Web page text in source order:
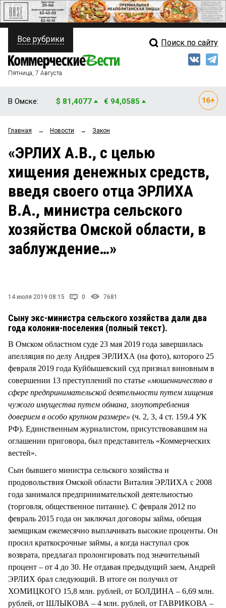
ПОЛИТИКА
ФИНАНСЫ
ОБЩЕСТВО
ЗАКОН
НОВОСТИ КОМПАНИЙ
ПРОИСШЕСТВИЯ
СТИЛЬ ЖИЗНИ
Свежий выпуск
Рейтинги
Блоги
Архив
Все рубрики Поиск по сайту
Пятница, 7 Августа
В Омске: $ 81,4077 € 94,0585
Главная → Новости → Закон
«ЭРЛИХ А.В., с целью
хищения денежных средств,
введя своего отца ЭРЛИХА
В.А., министра сельского
хозяйства Омской области, в
заблуждение…»
14 июля 2019 08:15 0 7681
Сыну экс-министра сельского хозяйства дали два
года колонии-поселения (полный текст).
В Омском областном суде 23 мая 2019 года завершилась
апелляция по делу Андрея ЭРЛИХА (на фото), которого 25
февраля 2019 года Куйбышевский суд признал виновным в
совершении 13 преступлений по статье «мошенничество в
сфере предпринимательской деятельности путем хищения
чужого имущества путем обмана, злоупотребления
доверием в особо крупном размере» (ч. 2, 3, 4 ст. 159.4 УК
РФ). Единственным журналистом, присутствовавшим на
оглашении приговора, был представитель «Коммерческих
вестей».
Сын бывшего министра сельского хозяйства и
продовольствия Омской области Виталия ЭРЛИХА с 2008
года занимался предпринимательской деятельностью
(торговля, общественное питание). С февраля 2012 по
февраль 2015 года он заключал договоры займа, обещая
заемщикам ежемесячно выплачивать высокие проценты. Он
просил краткосрочные займы, а когда наступал срок
возврата, предлагал пролонгировать под значительный
процент – от 4 до 30. Не отдавая предыдущий заем, Андрей
ЭРЛИХ брал следующий. В итоге он получил от
ХОМИЦКОГО 15,8 млн. рублей, от БОЛДИНА – 6,69 млн.
рублей, от ШЛЫКОВА – 4 млн. рублей, от ГАВРИКОВА –